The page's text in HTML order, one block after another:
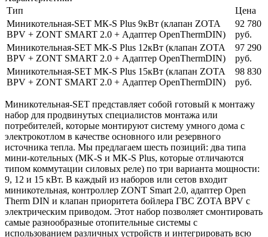
Тип
Цена
Миникотельная-SET МК-S Plus 9кВт (клапан ZOTA
BPV + ZONT SMART 2.0 + Адаптер OpenThermDIN)
92 780
руб.
Миникотельная-SET МК-S Plus 12кВт (клапан ZOTA
BPV + ZONT SMART 2.0 + Адаптер OpenThermDIN)
97 290
руб.
Миникотельная-SET МК-S Plus 15кВт (клапан ZOTA
BPV + ZONT SMART 2.0 + Адаптер OpenThermDIN)
98 830
руб.
Миникотельная-SET представляет собой готовый к монтажу
набор для продвинутых специалистов монтажа или
потребителей, которые монтируют систему умного дома с
электрокотлом в качестве основного или резервного
источника тепла. Мы предлагаем шесть позиций: два типа
мини-котельных (MK-S и MK-S Plus, которые отличаются
типом коммутации силовых реле) по три варианта мощности:
9, 12 и 15 кВт. В каждый из наборов или сетов входит
миникотельная, контроллер ZONT Smart 2.0, адаптер Open
Therm DIN и клапан приоритета бойлера ГВС ZOTA BPV с
электрическим приводом. Этот набор позволяет смонтировать
самые разнообразные отопительные системы с
использованием различных устройств и интегрировать всю